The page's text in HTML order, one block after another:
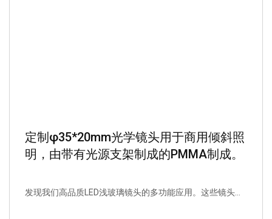
定制φ35*20mm光学镜头用于商用倾斜照
明，由带有光源支架制成的PMMA制成。
发现我们高品质LED浅玻璃镜头的多功能应用。这些镜头...